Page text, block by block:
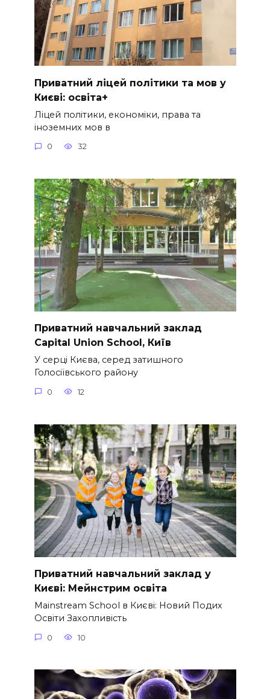
Приватний ліцей політики та мов у
Києві: освіта+
Ліцей політики, економіки, права та
іноземних мов в
0 32
Приватний навчальний заклад
Capital Union School, Київ
У серці Києва, серед затишного
Голосіївського району
0 12
Приватний навчальний заклад у
Києві: Мейнстрим освіта
Mainstream School в Києві: Новий Подих
Освіти Захопливість
0 10